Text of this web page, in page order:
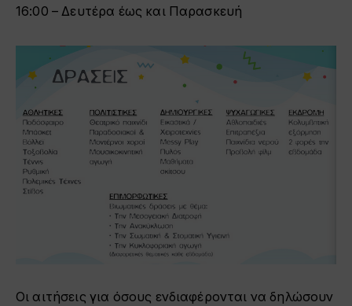
16:00 – Δευτέρα έως και Παρασκευή
Οι αιτήσεις για όσους ενδιαφέρονται να δηλώσουν